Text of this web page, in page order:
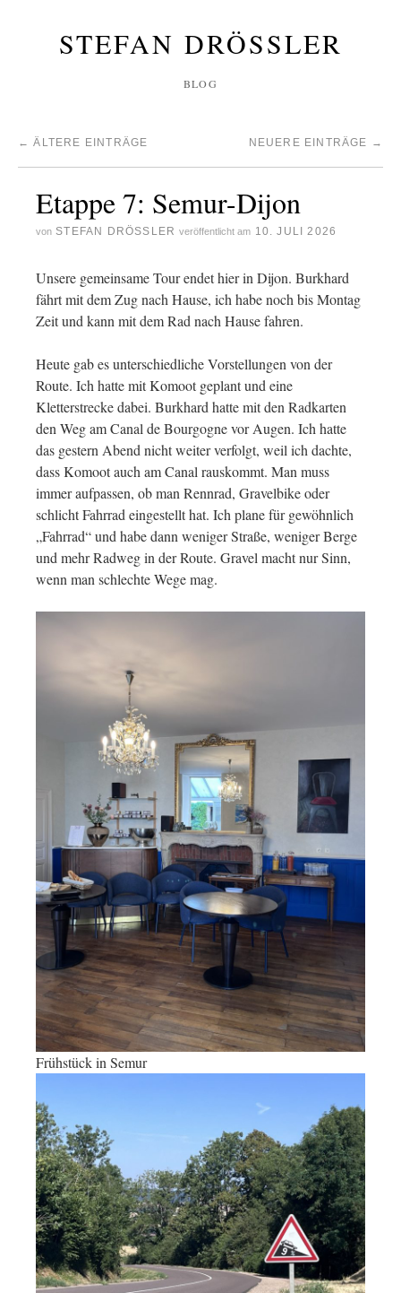
STEFAN DRÖSSLER
BLOG
← ÄLTERE EINTRÄGE NEUERE EINTRÄGE →
Etappe 7: Semur-Dijon
von STEFAN DRÖSSLER veröffentlicht am 10. JULI 2026
Unsere gemeinsame Tour endet hier in Dijon. Burkhard
fährt mit dem Zug nach Hause, ich habe noch bis Montag
Zeit und kann mit dem Rad nach Hause fahren.
Heute gab es unterschiedliche Vorstellungen von der
Route. Ich hatte mit Komoot geplant und eine
Kletterstrecke dabei. Burkhard hatte mit den Radkarten
den Weg am Canal de Bourgogne vor Augen. Ich hatte
das gestern Abend nicht weiter verfolgt, weil ich dachte,
dass Komoot auch am Canal rauskommt. Man muss
immer aufpassen, ob man Rennrad, Gravelbike oder
schlicht Fahrrad eingestellt hat. Ich plane für gewöhnlich
„Fahrrad“ und habe dann weniger Straße, weniger Berge
und mehr Radweg in der Route. Gravel macht nur Sinn,
wenn man schlechte Wege mag.
Frühstück in Semur